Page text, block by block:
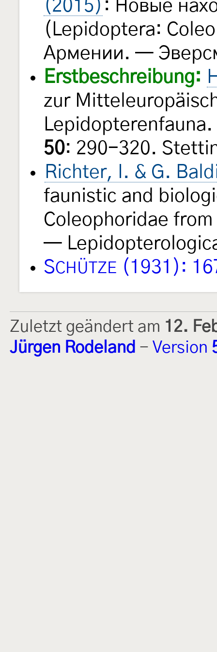
(2015) : Новые
(Lepidoptera:
Армении. —
Erstbeschreibung:
zur
50: 290-320.
Richter, I. & G.
faunistic and
Coleophoridae
—
SCHÜTZE (1931):
Zuletzt geändert am 12.
Jürgen Rodeland - Version